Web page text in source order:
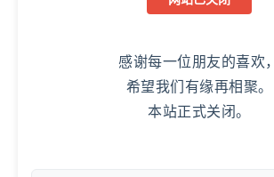
感谢每一位朋友的喜欢，
希望我们有缘再相聚。
本站正式关闭。